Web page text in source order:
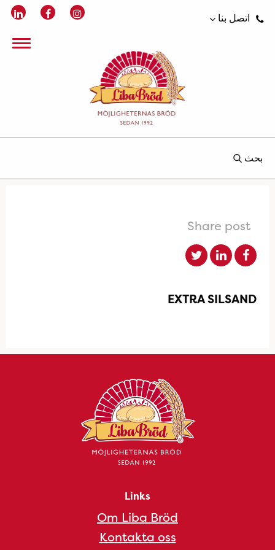
اتصل بنا
بحث
Share post
EXTRA SILSAND
Links
Om Liba Bröd
Kontakta oss